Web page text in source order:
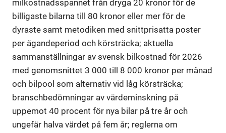
milkostnadsspannet från dryga 20 kronor för de
billigaste bilarna till 80 kronor eller mer för de
dyraste samt metodiken med snittprisatta poster
per ägandeperiod och körsträcka; aktuella
sammanställningar av svensk bilkostnad för 2026
med genomsnittet 3 000 till 8 000 kronor per månad
och bilpool som alternativ vid låg körsträcka;
branschbedömningar av värdeminskning på
uppemot 40 procent för nya bilar på tre år och
ungefär halva värdet på fem år; reglerna om